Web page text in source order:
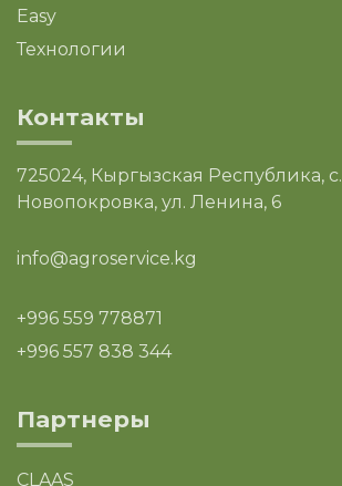
Партнеры
CLAAS
Easy
Технологии
Контакты
725024, Кыргызская Республика, с.
Новопокровка, ул. Ленина, 6
info@agroservice.kg
+996 559 778871
+996 557 838 344